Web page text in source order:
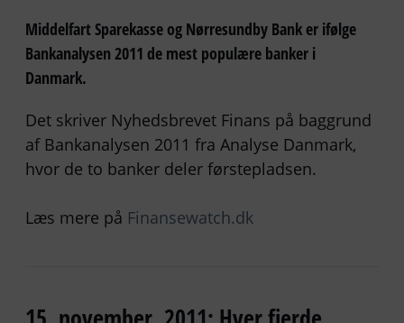
Middelfart Sparekasse og Nørresundby Bank er ifølge
Bankanalysen 2011 de mest populære banker i
Danmark.
Det skriver Nyhedsbrevet Finans på baggrund
af Bankanalysen 2011 fra Analyse Danmark,
hvor de to banker deler førstepladsen.
Læs mere på Finansewatch.dk